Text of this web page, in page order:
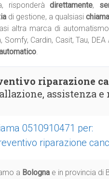
risponderàdirettamente,
di gestione, a qualsiasi
altra marca di
Somfy, Cardin, Casit, Tau,
.
riparazione
assistenza
0510910471 per:
riparazione
a Bologna e in provincia di